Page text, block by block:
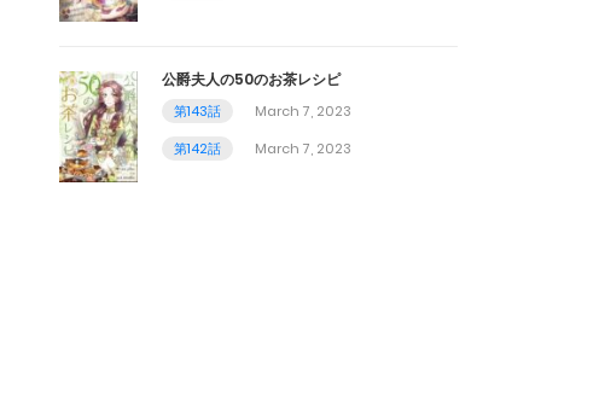
公爵夫人の50のお茶レシピ
第143話
March 7, 2023
第142話
March 7, 2023